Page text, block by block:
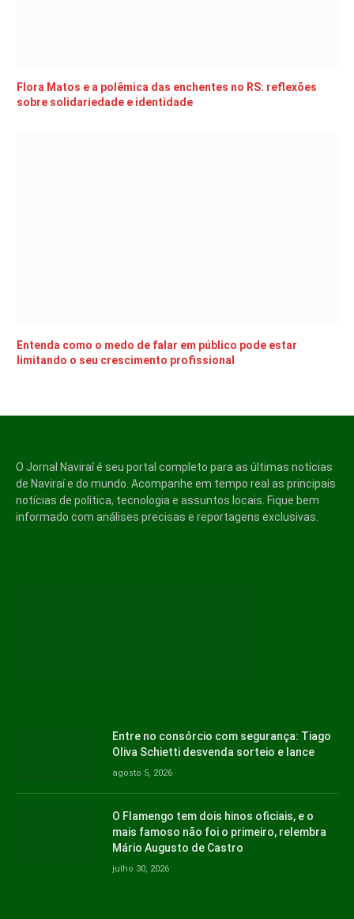
Flora Matos e a polêmica das enchentes no RS: reflexões
sobre solidariedade e identidade
Entenda como o medo de falar em público pode estar
limitando o seu crescimento profissional
O Jornal Naviraí é seu portal completo para as últimas notícias
de Naviraí e do mundo. Acompanhe em tempo real as principais
notícias de política, tecnologia e assuntos locais. Fique bem
informado com análises precisas e reportagens exclusivas.
Entre no consórcio com segurança: Tiago
Oliva Schietti desvenda sorteio e lance
agosto 5, 2026
O Flamengo tem dois hinos oficiais, e o
mais famoso não foi o primeiro, relembra
Mário Augusto de Castro
julho 30, 2026